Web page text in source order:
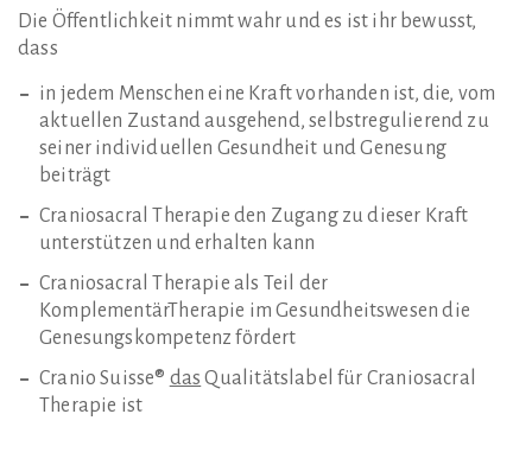
Die Öffentlichkeit nimmt wahr und es ist ihr bewusst,
dass
in jedem Menschen eine Kraft vorhanden ist, die, vom
aktuellen Zustand ausgehend, selbstregulierend zu
seiner individuellen Gesundheit und Genesung
beiträgt
Craniosacral Therapie den Zugang zu dieser Kraft
unterstützen und erhalten kann
Craniosacral Therapie als Teil der
KomplementärTherapie im Gesundheitswesen die
Genesungskompetenz fördert
Cranio Suisse® das Qualitätslabel für Craniosacral
Therapie ist